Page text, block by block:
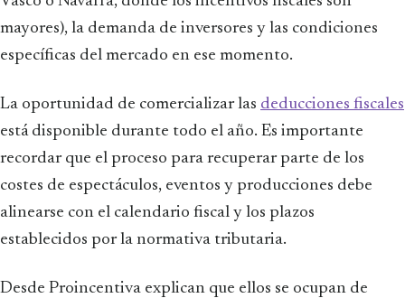
mayores), la demanda de inversores y las condiciones
específicas del mercado en ese momento.
La oportunidad de comercializar las deducciones fiscales
está disponible durante todo el año. Es importante
recordar que el proceso para recuperar parte de los
costes de espectáculos, eventos y producciones debe
alinearse con el calendario fiscal y los plazos
establecidos por la normativa tributaria.
Desde Proincentiva explican que ellos se ocupan de